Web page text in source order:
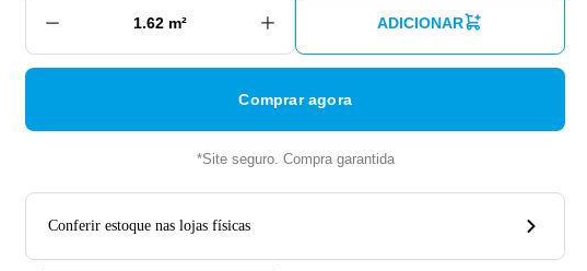
ADICIONAR
Comprar agora
*Site seguro. Compra garantida
Conferir estoque nas lojas físicas